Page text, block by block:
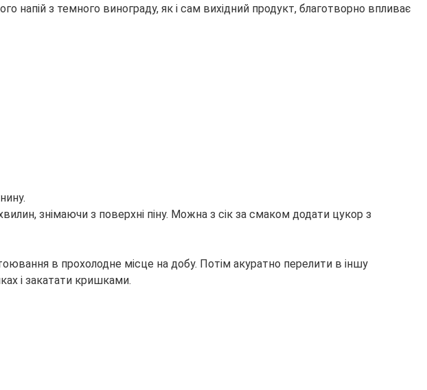
напій з темного винограду, як і сам вихідний продукт, благотворно впливає
знімаючи з поверхні піну. Можна з сік за смаком додати цукор з
в прохолодне місце на добу. Потім акуратно перелити в іншу
і закатати кришками.